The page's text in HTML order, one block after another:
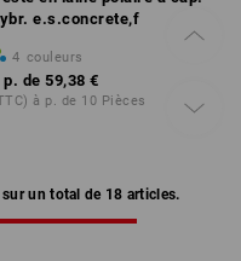
e.s.concrete,f
4 couleurs
p. de 59,38 €
à p. de 10 Pièces
un total de 18 articles.